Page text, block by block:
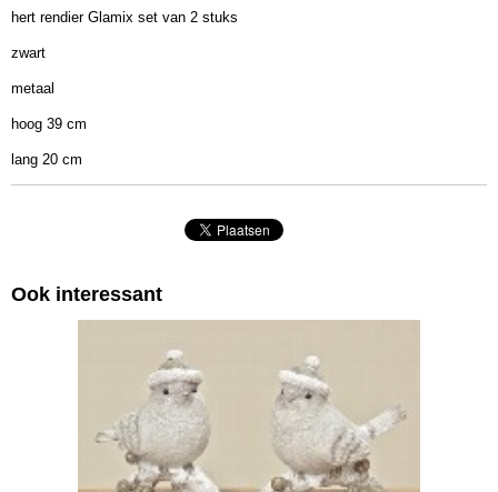
EAN code
40 x 30 x 30 cm
hert rendier Glamix set van 2 stuks
zwart
metaal
hoog 39 cm
lang 20 cm
Ook interessant